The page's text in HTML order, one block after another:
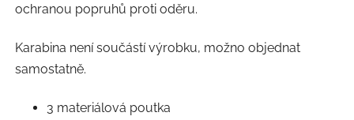
ochranou popruhů proti oděru.
Karabina není součástí výrobku, možno objednat
samostatně.
3 materiálová poutka